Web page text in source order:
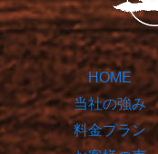
HOME
当社の強み
料金プラン